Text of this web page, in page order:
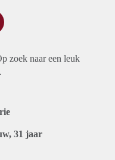
zoek naar een leuk
31 jaar